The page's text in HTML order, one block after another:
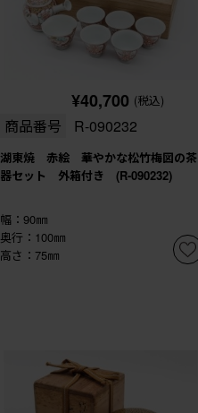
¥40,700 (税込)
商品番号 R-090232
湖東焼 赤絵 華やかな松竹梅図の茶
器セット 外箱付き (R-090232)
幅：90㎜
奥行：100㎜
高さ：75㎜